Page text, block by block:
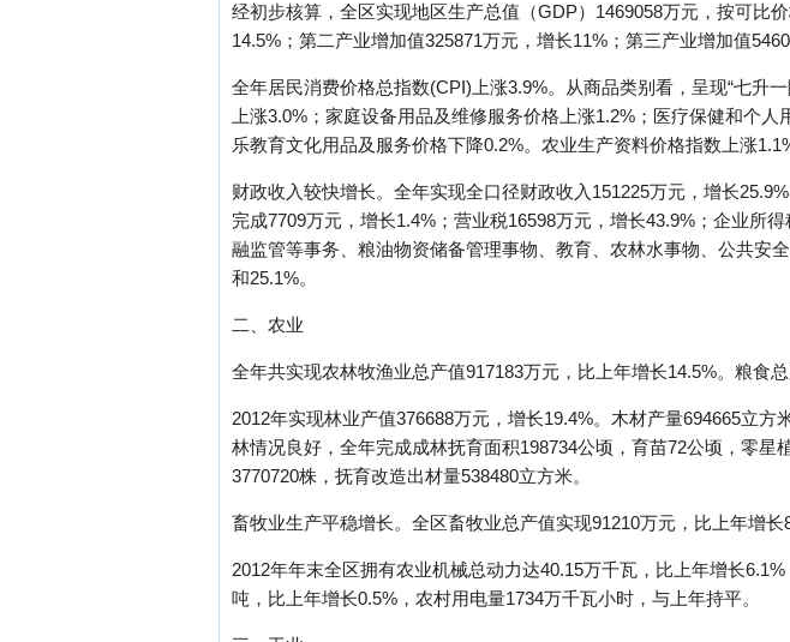
经初步核算，全区实现地区生产总值（GDP）1469058万元，按可比
14.5%；第二产业增加值325871万元，增长11%；第三产业增加值
全年居民消费价格总指数(CPI)上涨3.9%。从商品类别看，呈现“七升
上涨3.0%；家庭设备用品及维修服务价格上涨1.2%；医疗保健和个
乐教育文化用品及服务价格下降0.2%。农业生产资料价格指数上涨
财政收入较快增长。全年实现全口径财政收入151225万元，增长
完成7709万元，增长1.4%；营业税16598万元，增长43.9%；企业所
融监管等事务、粮油物资储备管理事物、教育、农林水事物、公共安
和25.1%。
二、农业
全年共实现农林牧渔业总产值917183万元，比上年增长14.5%。粮食
2012年实现林业产值376688万元，增长19.4%。木材产量694665立
林情况良好，全年完成成林抚育面积198734公顷，育苗72公顷，零
3770720株，抚育改造出材量538480立方米。
畜牧业生产平稳增长。全区畜牧业总产值实现91210万元，比上年增
2012年年末全区拥有农业机械总动力达40.15万千瓦，比上年增长
吨，比上年增长0.5%，农村用电量1734万千瓦小时，与上年持平。